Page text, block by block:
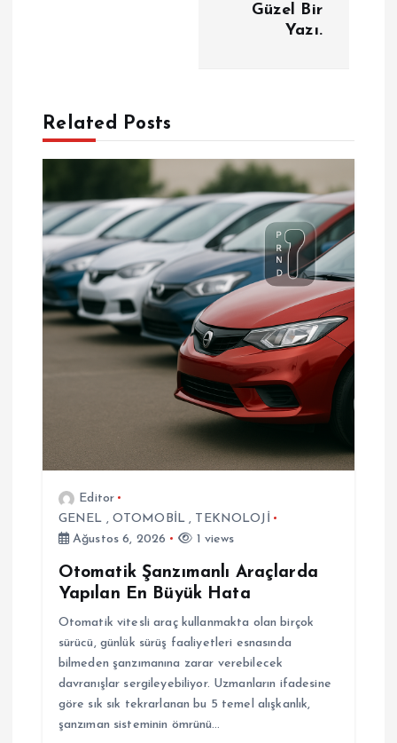
z
n
m
e
s
Güzel Bir
Yazı.
Related Posts
Editor
GENEL , OTOMOBİL , TEKNOLOJİ
Ağustos 6, 2026
1 views
Otomatik Şanzımanlı Araçlarda
Yapılan En Büyük Hata
Otomatik vitesli araç kullanmakta olan birçok
sürücü, günlük sürüş faaliyetleri esnasında
bilmeden şanzımanına zarar verebilecek
davranışlar sergileyebiliyor. Uzmanların ifadesine
göre sık sık tekrarlanan bu 5 temel alışkanlık,
şanzıman sisteminin ömrünü…